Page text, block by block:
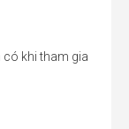
có khi tham gia